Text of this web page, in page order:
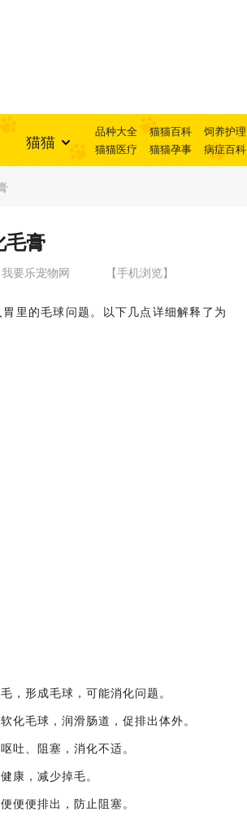
猫猫 品种大全 猫猫百科 饲养护理
猫猫医疗
猫猫孕事 病症百科
毛膏
要乐宠物网 【手机浏览】
里的毛球问题。以下几点详细解释了为
，形成毛球，可能消化问题。
化毛球，润滑肠道，促排出体外。
吐、阻塞，消化不适。
康，减少掉毛。
便便排出，防止阻塞。